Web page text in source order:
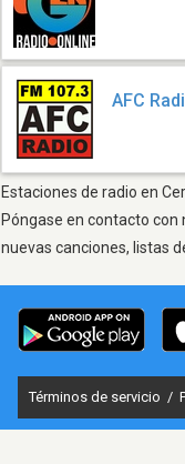
AFC
Estaciones de radio en
Póngase en contacto
nuevas canciones, listas
Términos de servicio /